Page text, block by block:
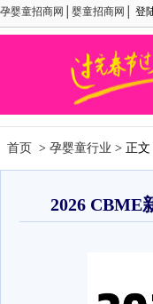
孕婴童招商网 婴童招商网 │ 登
首页 > 孕婴童行业 > 正文
2026 CBME